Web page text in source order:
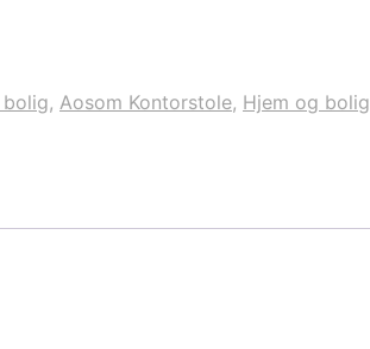
, Aosom Kontorstole, Hjem og bolig